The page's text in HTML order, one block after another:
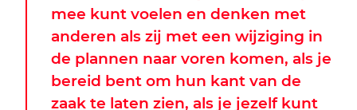
mee kunt voelen en denken met
anderen als zij met een wijziging in
de plannen naar voren komen, als je
bereid bent om hun kant van de
zaak te laten zien, als je jezelf kunt